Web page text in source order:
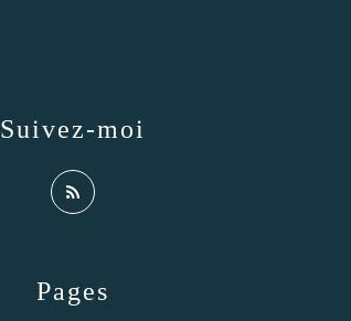
Pages
Suivez-moi